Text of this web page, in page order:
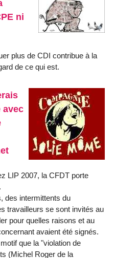
ni
plus de CDI contribue à la
de ce qui est.
avec
LIP 2007, la CFDT porte
des intermittents du
travailleurs se sont invités au
pour quelles raisons et au
avaient été signés.
que la "violation de
(Michel Roger de la